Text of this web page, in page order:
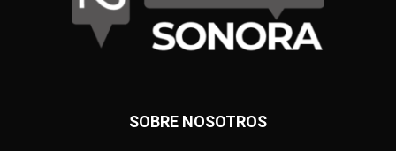
SOBRE NOSOTROS